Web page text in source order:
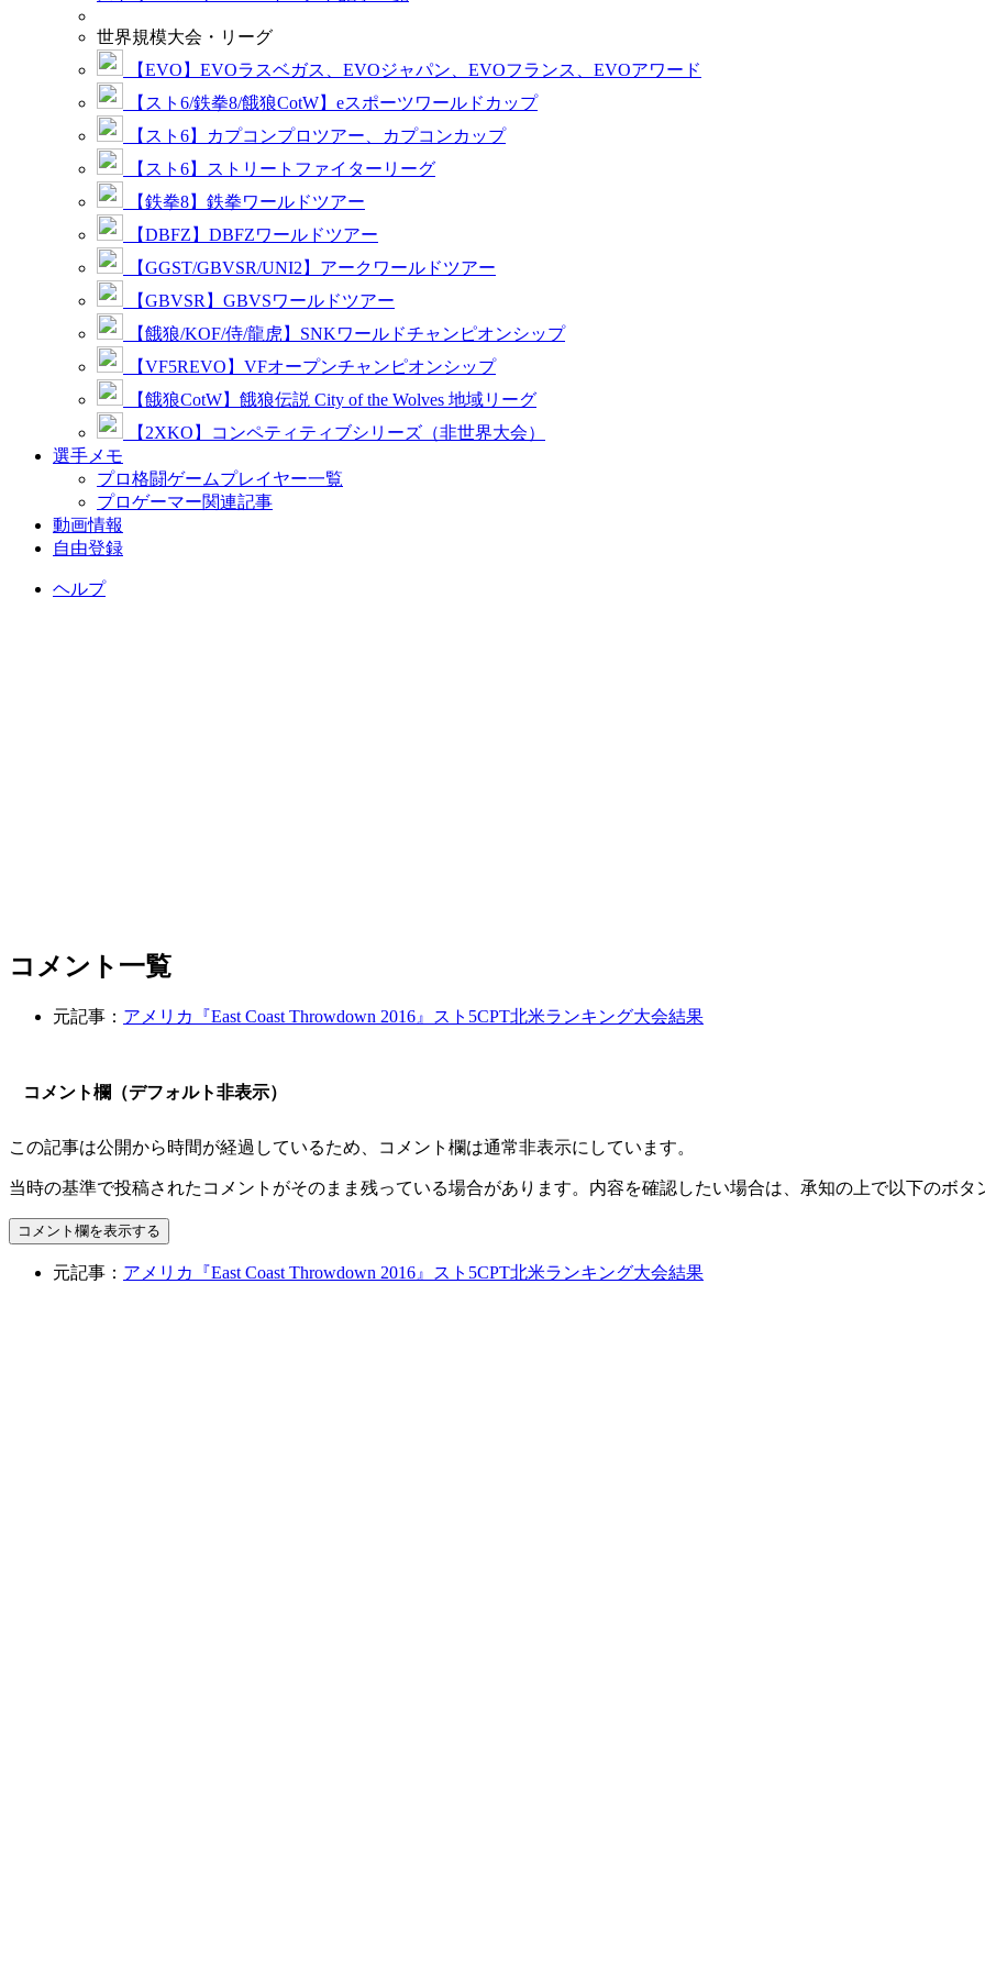
世界規模大会・リーグ
【EVO】EVOラスベガス、EVOジャパン、EVOフランス、EVOアワード
【スト6/鉄拳8/餓狼CotW】eスポーツワールドカップ
【スト6】カプコンプロツアー、カプコンカップ
【スト6】ストリートファイターリーグ
【鉄拳8】鉄拳ワールドツアー
【DBFZ】DBFZワールドツアー
【GGST/GBVSR/UNI2】アークワールドツアー
【GBVSR】GBVSワールドツアー
【餓狼/KOF/侍/龍虎】SNKワールドチャンピオンシップ
【VF5REVO】VFオープンチャンピオンシップ
【餓狼CotW】餓狼伝説 City of the Wolves 地域リーグ
【2XKO】コンペティティブシリーズ（非世界大会）
選手メモ
プロ格闘ゲームプレイヤー一覧
プロゲーマー関連記事
動画情報
自由登録
ヘルプ
コメント一覧
元記事： アメリカ『East Coast Throwdown 2016』スト5CPT北米ランキング大会結果
コメント欄（デフォルト非表示）
この記事は公開から時間が経過しているため、コメント欄は通常非表示にしています。
当時の基準で投稿されたコメントがそのまま残っている場合があります。内容を確認したい場合は、承知の上で以下のボタ
コメント欄を表示する
元記事： アメリカ『East Coast Throwdown 2016』スト5CPT北米ランキング大会結果